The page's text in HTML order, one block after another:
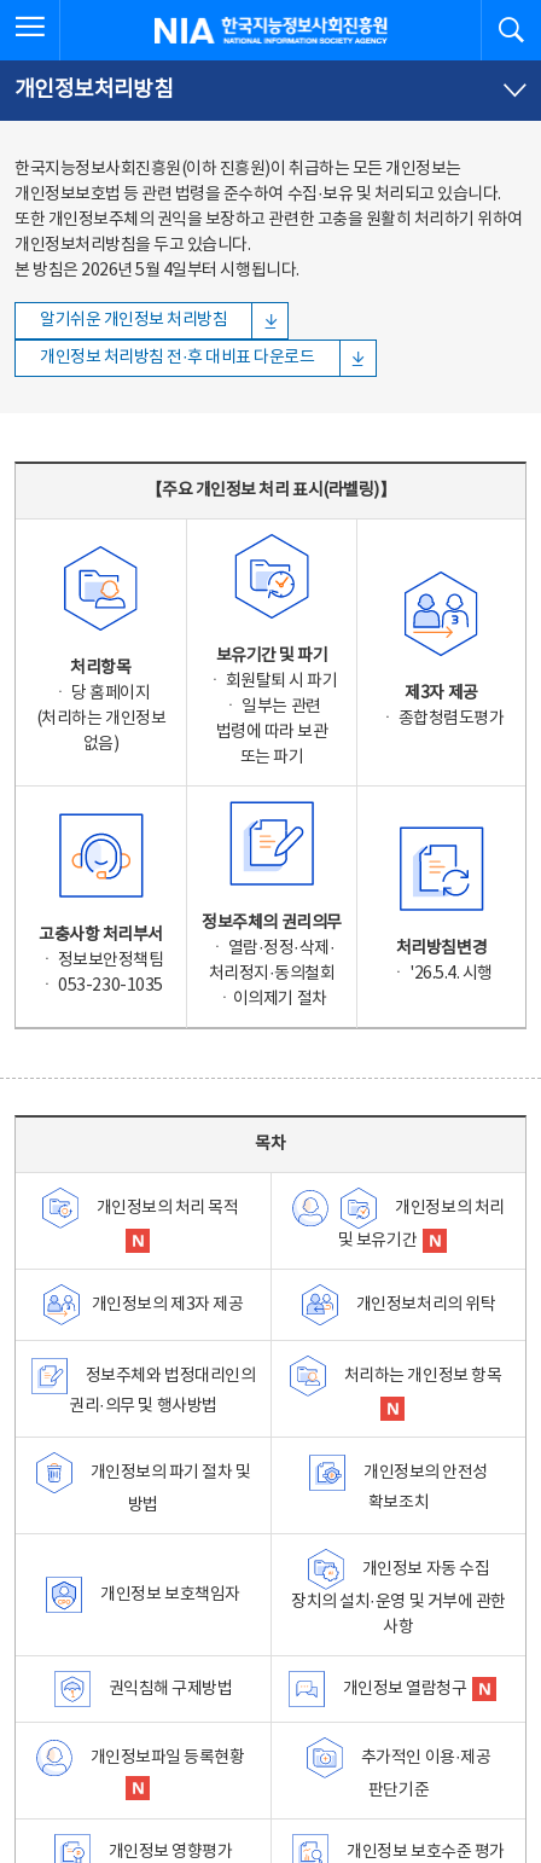
바로가기
바로가기
한국지능정보사회진흥원
개인정보처리방침
한국지능정보사회진흥원(이하 진흥원)이 취급하는 모든 개인정보는
개인정보보호법 등 관련 법령을 준수하여 수집·보유 및 처리되고 있습니다.
또한 개인정보주체의 권익을 보장하고 관련한 고충을 원활히 처리하기 위하여
개인정보처리방침을 두고 있습니다.
본 방침은 2026년 5월 4일부터 시행됩니다.
알기쉬운 개인정보 처리방침
개인정보 처리방침 전·후 대비표 다운로드
【주요 개인정보 처리 표시(라벨링)】
처리항목
ㆍ 당 홈페이지
(처리하는 개인정보
없음)
보유기간 및 파기
ㆍ 회원탈퇴 시 파기
ㆍ 일부는 관련
법령에 따라 보관
또는 파기
제3자 제공
ㆍ 종합청렴도평가
고충사항 처리부서
ㆍ 정보보안정책팀
ㆍ 053-230-1035
정보주체의 권리의무
ㆍ 열람·정정·삭제·
처리정지·동의철회
ㆍ이의제기 절차
처리방침변경
ㆍ '26.5.4. 시행
목차
개인정보의 처리 목적
개인정보의 처리
및 보유기간
개인정보의 제3자 제공 개인정보처리의 위탁
정보주체와 법정대리인의
권리·의무 및 행사방법
처리하는 개인정보 항목
개인정보의 파기 절차 및
방법
개인정보의 안전성
확보조치
개인정보 보호책임자
개인정보 자동 수집
장치의 설치·운영 및 거부에 관한
사항
권익침해 구제방법 개인정보 열람청구
개인정보파일 등록현황
추가적인 이용·제공
판단기준
개인정보 영향평가
개인정보 보호수준 평가